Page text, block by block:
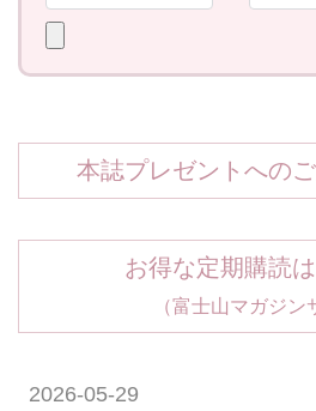
本誌プレゼントへの
お得な定期購読
（富士山マガジン
2026-05-29